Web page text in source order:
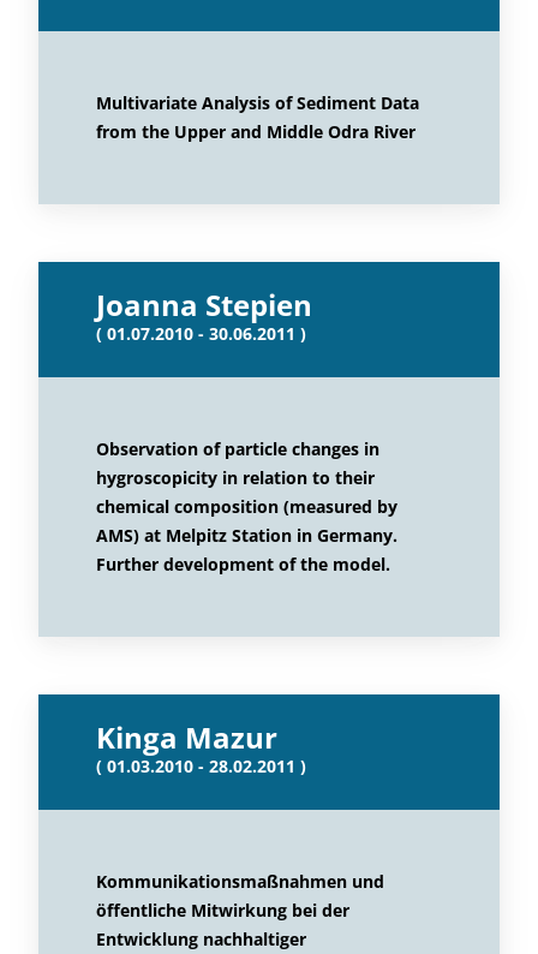
Multivariate Analysis of Sediment Data
from the Upper and Middle Odra River
Joanna Stepien
( 01.07.2010 - 30.06.2011 )
Observation of particle changes in
hygroscopicity in relation to their
chemical composition (measured by
AMS) at Melpitz Station in Germany.
Further development of the model.
Kinga Mazur
( 01.03.2010 - 28.02.2011 )
Kommunikationsmaßnahmen und
öffentliche Mitwirkung bei der
Entwicklung nachhaltiger